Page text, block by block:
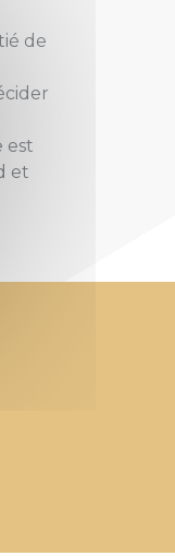
de
est
et